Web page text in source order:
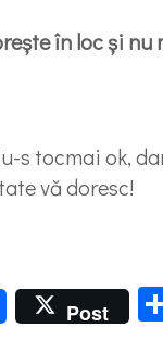
în loc și
s tocmai ok,
vă doresc!
Post